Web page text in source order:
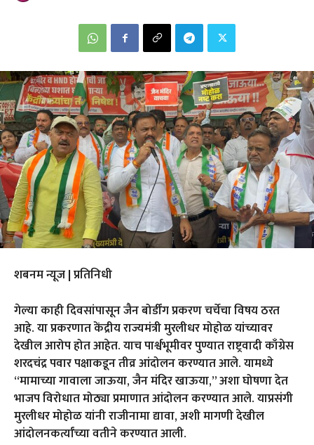
शबनम न्यूज | प्रतिनिधी
गेल्या काही दिवसांपासून जैन बोर्डींग प्रकरण चर्चेचा विषय ठरत
आहे. या प्रकरणात केंद्रीय राज्यमंत्री मुरलीधर मोहोळ यांच्यावर
देखील आरोप होत आहेत. याच पार्श्वभूमीवर पुण्यात राष्ट्रवादी काँग्रेस
शरदचंद्र पवार पक्षाकडून तीव्र आंदोलन करण्यात आले. यामध्ये
“मामाच्या गावाला जाऊया, जैन मंदिर खाऊया,” अशा घोषणा देत
भाजप विरोधात मोठ्या प्रमाणात आंदोलन करण्यात आले. याप्रसंगी
मुरलीधर मोहोळ यांनी राजीनामा द्यावा, अशी मागणी देखील
आंदोलनकर्त्यांच्या वतीने करण्यात आली.